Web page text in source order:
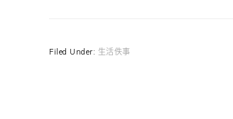
Filed Under: 生活佚事